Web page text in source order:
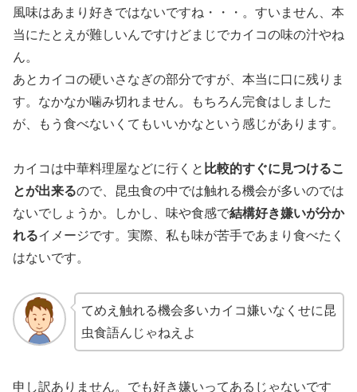
風味はあまり好きではないですね・・・。すいません、本
当にたとえが難しいんですけどまじでカイコの味の汁やね
ん。
あとカイコの硬いさなぎの部分ですが、本当に口に残りま
す。なかなか噛み切れません。もちろん完食はしました
が、もう食べないくてもいいかなという感じがあります。
カイコは中華料理屋などに行くと 比較的すぐに見つけるこ
とが出来るので、昆虫食の中では触れる機会が多いのでは
ないでしょうか。しかし、味や食感で結構好き嫌いが分か
れるイメージです。実際、私も味が苦手であまり食べたく
はないです。
てめえ触れる機会多いカイコ嫌いなくせに昆
虫食語んじゃねえよ
申し訳ありません。でも好き嫌いってあるじゃないです